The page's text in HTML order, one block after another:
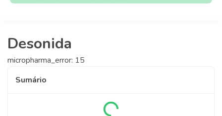
Desonida
micropharma_error: 15
Sumário